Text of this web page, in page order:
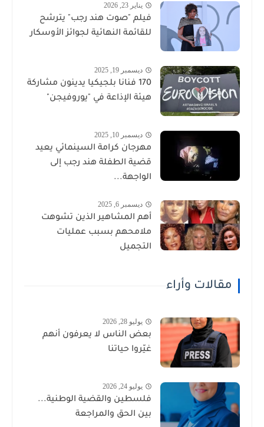
يناير 23, 2026
فيلم "صوت هند رجب" يترشح
للقائمة النهائية لجوائز الأوسكار
ديسمبر 19, 2025
170 فنانا بلجيكيا يدينون مشاركة
هيئة الإذاعة في "يوروفيجن"
ديسمبر 10, 2025
مهرجان كرامة السينمائي يعيد
قضية الطفلة هند رجب إلى
الواجهة...
ديسمبر 6, 2025
أهم المشاهير الذين تشوهت
ملامحهم بسبب عمليات
التجميل
مقالات وأراء
يوليو 28, 2026
بعض الناس لا يعرفون أنهم
غيّروا حياتنا
يوليو 24, 2026
فلسطين والقضية الوطنية...
بين الحق والمراجعة